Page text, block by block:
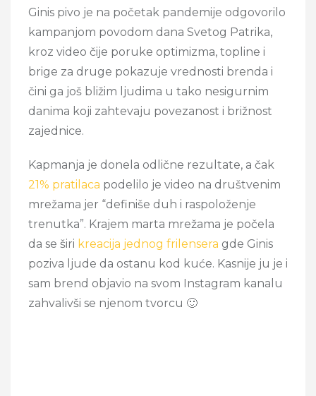
Ginis pivo je na početak pandemije odgovorilo
kampanjom povodom dana Svetog Patrika,
kroz video čije poruke optimizma, topline i
brige za druge pokazuje vrednosti brenda i
čini ga još bližim ljudima u tako nesigurnim
danima koji zahtevaju povezanost i brižnost
zajednice.
Kapmanja je donela odlične rezultate, a čak
21% pratilaca podelilo je video na društvenim
mrežama jer “definiše duh i raspoloženje
trenutka”. Krajem marta mrežama je počela
da se širi kreacija jednog frilensera gde Ginis
poziva ljude da ostanu kod kuće. Kasnije ju je i
sam brend objavio na svom Instagram kanalu
zahvalivši se njenom tvorcu 🙂